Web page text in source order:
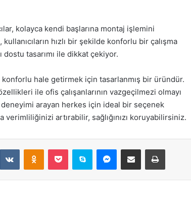
kolayca kendi başlarına montaj işlemini
hızlı bir şekilde konforlu bir çalışma
dostu tasarımı ile dikkat çekiyor.
konforlu hale getirmek için tasarlanmış bir üründür.
ile ofis çalışanlarının vazgeçilmezi olmayı
arayan herkes için ideal bir seçenek
artırabilir, sağlığınızı koruyabilirsiniz.
VKontakteOdnoklassniki
Pocket Skype Messenger
E-Posta ile paylaş Yazdır